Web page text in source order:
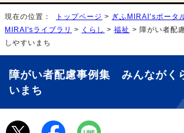
現在の位置： トップページ > ぎふMIRAI'sポータ
MIRAI'sライブラリ > くらし >福祉 > 障がい者配
しやすいまち
障がい者配慮事例集 みんながく
いまち